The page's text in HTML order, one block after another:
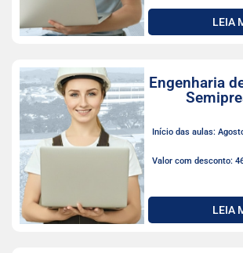
LEIA
Engenharia
Início das aulas:
Valor com desconto:
LEIA